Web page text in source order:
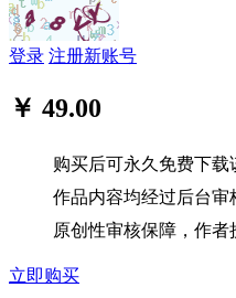
登录 注册新账号
￥ 49.00
购买后可永久免费下
作品内容均经过后台
原创性审核保障，作者
立即购买